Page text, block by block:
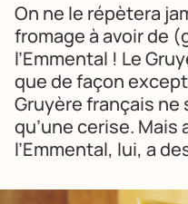
On ne le répètera
fromage à avoir de
l’Emmental ! Le
que de façon
Gruyère français ne
qu’une cerise.
l’Emmental, lui, a